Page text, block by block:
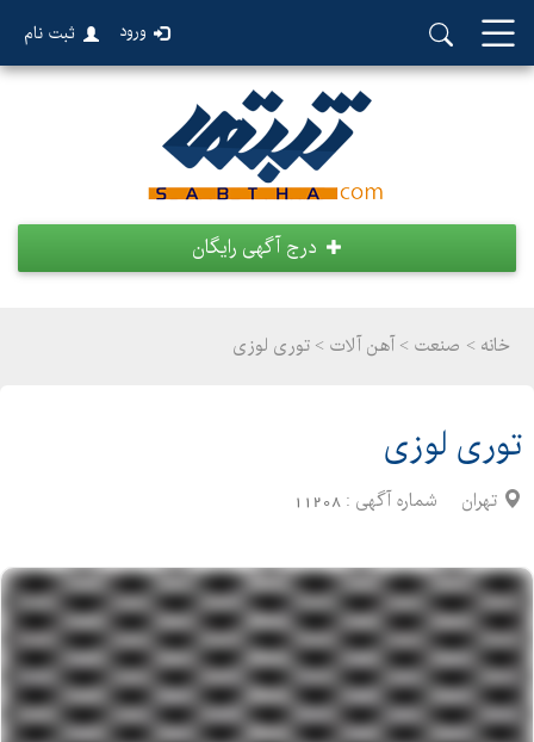
ورود ثبت نام
درج آگهی رایگان
خانه > صنعت >آهن آلات > توری لوزی
توری لوزی
تهران شماره آگهی : 11208